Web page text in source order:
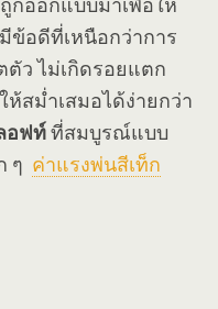
กออกแบบมาเพื่อให้
ข้อดีที่เหนือกว่าการ
ตัว ไม่เกิดรอยแตก
สม่ำเสมอได้ง่ายกว่า
อฟท์ที่สมบูรณ์แบบ
ๆ ค่าแรงพ่นสีเท็ก